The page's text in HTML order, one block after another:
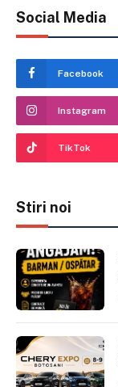
Social Media
Facebook
Instagram
TikTok
Stiri noi